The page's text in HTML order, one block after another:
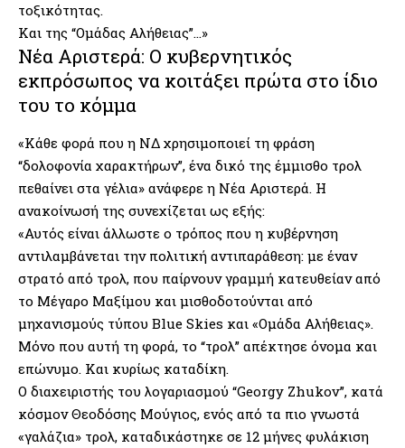
τοξικότητας.
Και της “Ομάδας Αλήθειας”…»
Νέα Αριστερά: Ο κυβερνητικός
εκπρόσωπος να κοιτάξει πρώτα στο ίδιο
του το κόμμα
«Κάθε φορά που η ΝΔ χρησιμοποιεί τη φράση
“δολοφονία χαρακτήρων”, ένα δικό της έμμισθο τρολ
πεθαίνει στα γέλια» ανάφερε η Νέα Αριστερά. Η
ανακοίνωσή της συνεχίζεται ως εξής:
«Αυτός είναι άλλωστε ο τρόπος που η κυβέρνηση
αντιλαμβάνεται την πολιτική αντιπαράθεση: με έναν
στρατό από τρολ, που παίρνουν γραμμή κατευθείαν από
το Μέγαρο Μαξίμου και μισθοδοτούνται από
μηχανισμούς τύπου Blue Skies και «Ομάδα Αλήθειας».
Μόνο που αυτή τη φορά, το “τρολ” απέκτησε όνομα και
επώνυμο. Και κυρίως καταδίκη.
Ο διαχειριστής του λογαριασμού “Georgy Zhukov”, κατά
κόσμον Θεοδόσης Μούγιος, ενός από τα πιο γνωστά
«γαλάζια» τρολ, καταδικάστηκε σε 12 μήνες φυλάκιση